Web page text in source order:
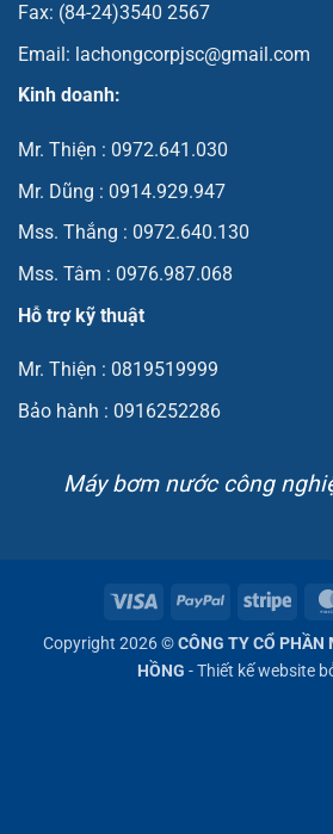
Fax: (84-24)3540 2567
Email: lachongcorpjsc@gmail.com
Kinh doanh:
Mr. Thiện : 0972.641.030
Mr. Dũng : 0914.929.947
Mss. Thắng : 0972.640.130
Mss. Tâm : 0976.987.068
Hỗ trợ kỹ thuật
Mr. Thiện : 0819519999
Bảo hành : 0916252286
Máy bơm nước công
Visa PayPal Stripe
Copyright 2026 ©CÔNG TY CỔ PHẦN
HỒNG - Thiết kế website